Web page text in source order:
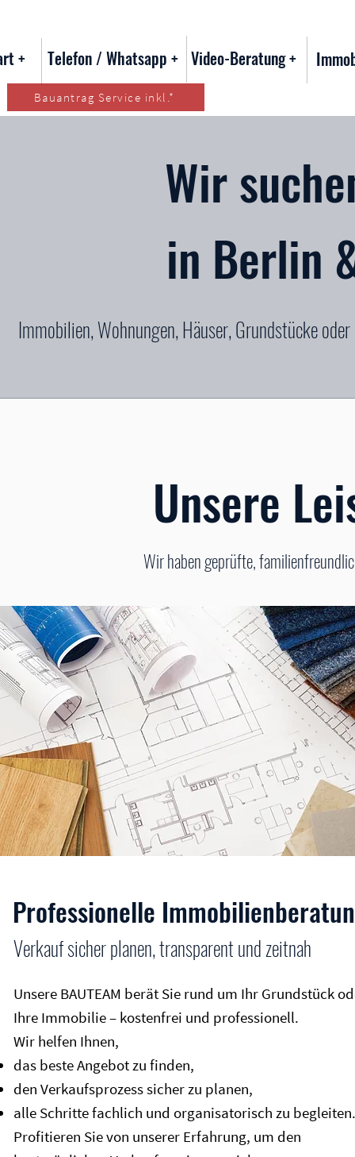
Bauantrag Service inkl.*
+ Telefon / Whatsapp + Video-Beratung +
Wir
in Berlin
Immobilien, Wohnungen, Häuser, Grundstücke
Unsere
Wir haben geprüfte,
Professionelle
Verkauf sicher planen, transparent und zeitnah
Unsere BAUTEAM berät Sie rund um Ihr Grundstück
Ihre Immobilie – kostenfrei und professionell.
Wir helfen Ihnen,
das beste Angebot zu finden,
den Verkaufsprozess sicher zu planen,
alle Schritte fachlich und organisatorisch zu
Profitieren Sie von unserer Erfahrung, um den